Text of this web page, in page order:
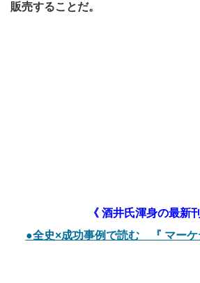
販売することだ。
《 酒井氏渾身の最新
●全史×成功事例で読む 『 マーケ